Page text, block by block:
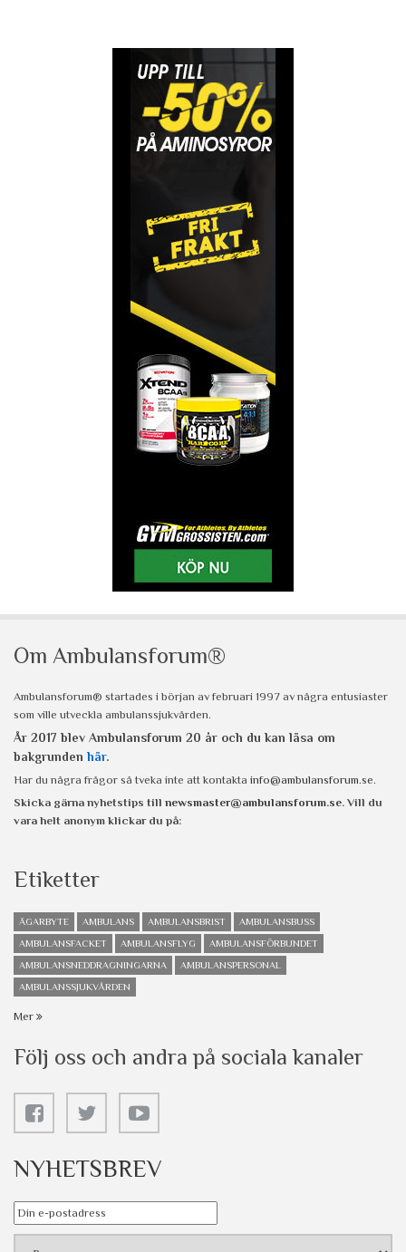
Om Ambulansforum®
Ambulansforum® startades i början av februari 1997 av några entusiaster
som ville utveckla ambulanssjukvården.
År 2017 blev Ambulansforum 20 år och du kan läsa om
bakgrunden här.
Har du några frågor så tveka inte att kontakta info@ambulansforum.se.
Skicka gärna nyhetstips till newsmaster@ambulansforum.se. Vill du
vara helt anonym klickar du på:
Etiketter
ÄGARBYTE AMBULANS AMBULANSBRIST
AMBULANSBUSS
AMBULANSFACKET
AMBULANSFLYG
AMBULANSFÖRBUNDET
AMBULANSNEDDRAGNINGARNA
AMBULANSPERSONAL
AMBULANSSJUKVÅRDEN
Mer
Följ oss och andra på sociala kanaler
NYHETSBREV